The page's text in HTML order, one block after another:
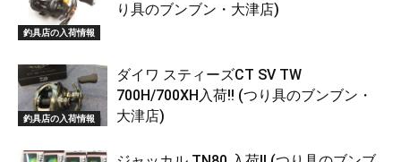
釣具店の入荷情報
り具のブンブン・大津店)
釣具店の入荷情報
ダイワ スティーズCT SV TW
700H/700XH入荷!! (つり具のブンブン・
大津店)